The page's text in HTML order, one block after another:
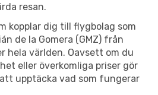
resan.
kopplar dig till flygbolag som
de la Gomera (GMZ) från
hela världen. Oavsett om du
eller överkomliga priser gör
upptäcka vad som fungerar